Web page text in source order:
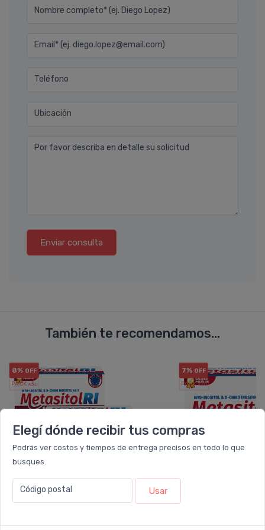
Elegí dónde recibir tus compras
Podrás ver costos y tiempos de entrega precisos en todo lo que
busques.
Código postal Usar
Nombre completo* (ej. Diego Lopez)
Email* (ej. diego.lopez@email.com)
Teléfono
Ubicación
Por favor describa en detalle su solicitud
Enviar consulta
También te recomendamos...
8% OFF
PACK x3u.
7% OFF
PACK x2u.